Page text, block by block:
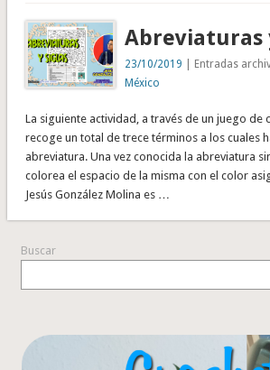
Abreviaturas
23/10/2019 | Entradas
México
La siguiente actividad, a través de un juego de
recoge un total de trece términos a los cuales
abreviatura. Una vez conocida la abreviatura
colorea el espacio de la misma con el color
Jesús González Molina es …
Buscar